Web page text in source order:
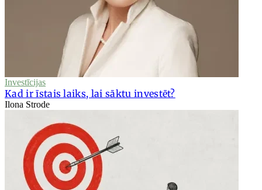
Investīcijas
Kad ir īstais laiks, lai sāktu investēt?
Ilona Strode